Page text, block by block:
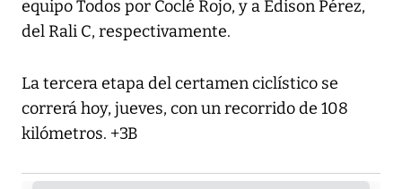
equipo Todos por Coclé Rojo, y a Edison Pérez,
del Rali C, respectivamente.
La tercera etapa del certamen ciclístico se
correrá hoy, jueves, con un recorrido de 108
kilómetros. +3B